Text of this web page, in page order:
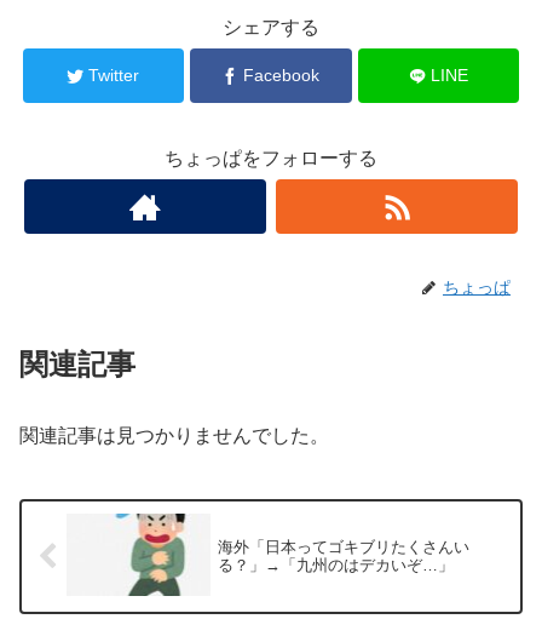
シェアする
Twitter Facebook LINE
ちょっぱをフォローする
ちょっぱ
関連記事
関連記事は見つかりませんでした。
海外「日本ってゴキブリたくさんい
る？」→「九州のはデカいぞ…」